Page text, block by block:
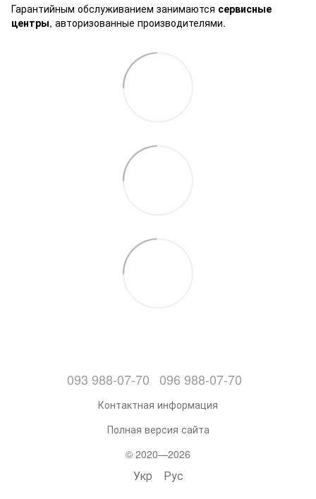
Гарантийным обслуживанием занимаются сервисные
центры, авторизованные производителями.
093 988-07-70 096 988-07-70
Контактная информация
Полная версия сайта
© 2020—2026
Укр Рус